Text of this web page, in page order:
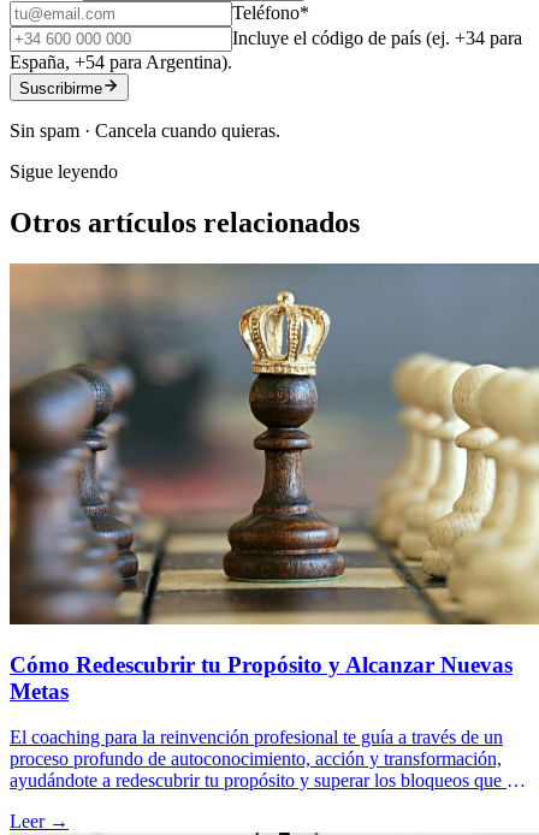
Teléfono*
Incluye el código de país (ej. +34 para
España, +54 para Argentina).
Suscribirme
Sin spam · Cancela cuando quieras.
Sigue leyendo
Otros artículos relacionados
Cómo Redescubrir tu Propósito y Alcanzar Nuevas
Metas
El coaching para la reinvención profesional te guía a través de un
proceso profundo de autoconocimiento, acción y transformación,
ayudándote a redescubrir tu propósito y superar los bloqueos que te
Leer →